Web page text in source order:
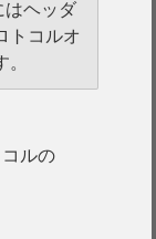
はヘッダ
トコルオ
ルの